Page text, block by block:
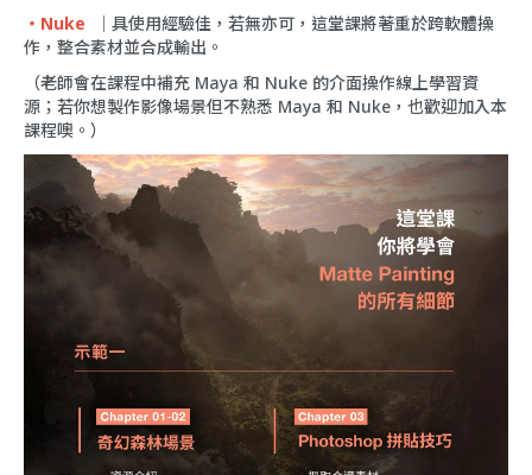
・ Nuke
｜具使用經驗佳，若無亦可，這堂課將著重於跨軟體操
作，整合素材並合成輸出。
（老師會在課程中補充 Maya 和 Nuke 的介面操作線上學習資
源；若你想製作影像場景但不熟悉 Maya 和 Nuke，也歡迎加入本
課程噢。）